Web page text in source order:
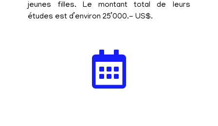
jeunes filles. Le montant total de leurs
études est d’environ 25’000.- US$.